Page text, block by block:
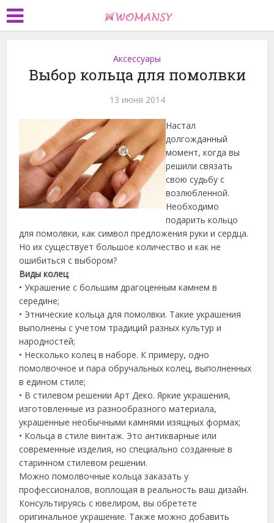
Аксессуары
Выбор кольца для помолвки
13 июня 2014
Настал
долгожданный
момент, когда вы
решили связать
свою судьбу с
возлюбленной.
Необходимо
подарить кольцо
для помолвки, как символ предложения руки и сердца.
Но их существует большое количество и как не
ошибиться с выбором?
Виды колец:
• Украшение с большим драгоценным камнем в
середине;
• Этнические кольца для помолвки. Такие украшения
выполнены с учетом традиций разных культур и
народностей;
• Несколько колец в наборе. К примеру, одно
помолвочное и пара обручальных колец, выполненных
в едином стиле;
• В стилевом решении Арт Деко. Яркие украшения,
изготовленные из разнообразного материала,
украшенные необычными камнями изящных формах;
• Кольца в стиле винтаж. Это антикварные или
современные изделия, но специально созданные в
старинном стилевом решении.
Можно помолвочные кольца заказать у
профессионалов, воплощая в реальность ваш дизайн.
Консультируясь с ювелиром, вы обретете
оригинальное украшение. Также можно добавить